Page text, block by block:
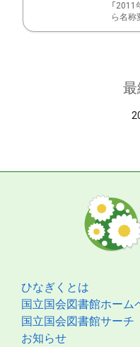
「
ら名称
最
ひなぎくとは
国立国会図書館ホーム
国立国会図書館サーチ
お知らせ